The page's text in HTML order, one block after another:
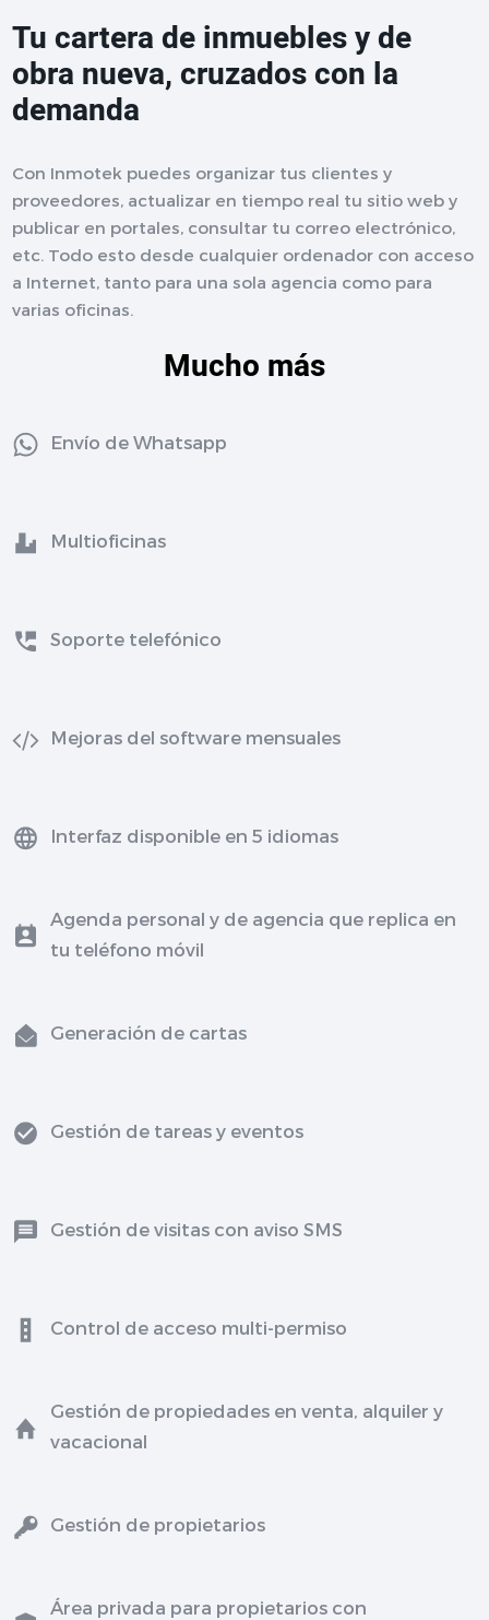
Tu cartera de inmuebles y de
obra nueva, cruzados con la
demanda
Con Inmotek puedes organizar tus clientes y
proveedores, actualizar en tiempo real tu sitio web y
publicar en portales, consultar tu correo electrónico,
etc. Todo esto desde cualquier ordenador con acceso
a Internet, tanto para una sola agencia como para
varias oficinas.
Mucho más
Envío de Whatsapp
Multioficinas
Soporte telefónico
Mejoras del software mensuales
Interfaz disponible en 5 idiomas
Agenda personal y de agencia que replica en
tu teléfono móvil
Generación de cartas
Gestión de tareas y eventos
Gestión de visitas con aviso SMS
Control de acceso multi-permiso
Gestión de propiedades en venta, alquiler y
vacacional
Gestión de propietarios
Área privada para propietarios con